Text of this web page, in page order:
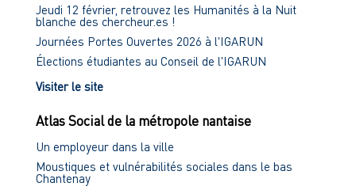
Jeudi 12 février, retrouvez les Humanités à la Nuit
blanche des chercheur.es !
Journées Portes Ouvertes 2026 à l'IGARUN
Élections étudiantes au Conseil de l'IGARUN
Visiter le site
Atlas Social de la métropole nantaise
Un employeur dans la ville
Moustiques et vulnérabilités sociales dans le bas
Chantenay